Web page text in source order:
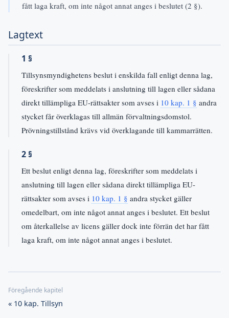
fått laga kraft, om inte något annat anges i beslutet (2 §).
Lagtext
1 §
Tillsynsmyndighetens beslut i enskilda fall enligt denna lag,
föreskrifter som meddelats i anslutning till lagen eller sådana
direkt tillämpliga EU-rättsakter som avses i 10 kap. 1 § andra
stycket får överklagas till allmän förvaltningsdomstol.
Prövningstillstånd krävs vid överklagande till kammarrätten.
2 §
Ett beslut enligt denna lag, föreskrifter som meddelats i
anslutning till lagen eller sådana direkt tillämpliga EU-
rättsakter som avses i 10 kap. 1 § andra stycket gäller
omedelbart, om inte något annat anges i beslutet. Ett beslut
om återkallelse av licens gäller dock inte förrän det har fått
laga kraft, om inte något annat anges i beslutet.
« 10 kap. Tillsyn